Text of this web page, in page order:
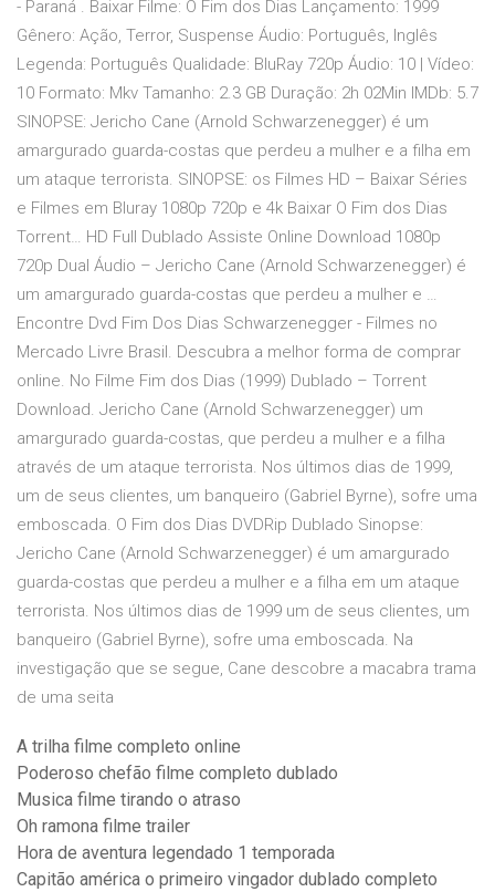
- Paraná . Baixar Filme: O Fim dos Dias Lançamento: 1999
Gênero: Ação, Terror, Suspense Áudio: Português, Inglês
Legenda: Português Qualidade: BluRay 720p Áudio: 10 | Vídeo:
10 Formato: Mkv Tamanho: 2.3 GB Duração: 2h 02Min IMDb: 5.7
SINOPSE: Jericho Cane (Arnold Schwarzenegger) é um
amargurado guarda-costas que perdeu a mulher e a filha em
um ataque terrorista. SINOPSE: os Filmes HD – Baixar Séries
e Filmes em Bluray 1080p 720p e 4k Baixar O Fim dos Dias
Torrent… HD Full Dublado Assiste Online Download 1080p
720p Dual Áudio – Jericho Cane (Arnold Schwarzenegger) é
um amargurado guarda-costas que perdeu a mulher e …
Encontre Dvd Fim Dos Dias Schwarzenegger - Filmes no
Mercado Livre Brasil. Descubra a melhor forma de comprar
online. No Filme Fim dos Dias (1999) Dublado – Torrent
Download. Jericho Cane (Arnold Schwarzenegger) um
amargurado guarda-costas, que perdeu a mulher e a filha
através de um ataque terrorista. Nos últimos dias de 1999,
um de seus clientes, um banqueiro (Gabriel Byrne), sofre uma
emboscada. O Fim dos Dias DVDRip Dublado Sinopse:
Jericho Cane (Arnold Schwarzenegger) é um amargurado
guarda-costas que perdeu a mulher e a filha em um ataque
terrorista. Nos últimos dias de 1999 um de seus clientes, um
banqueiro (Gabriel Byrne), sofre uma emboscada. Na
investigação que se segue, Cane descobre a macabra trama
de uma seita
A trilha filme completo online
Poderoso chefão filme completo dublado
Musica filme tirando o atraso
Oh ramona filme trailer
Hora de aventura legendado 1 temporada
Capitão américa o primeiro vingador dublado completo